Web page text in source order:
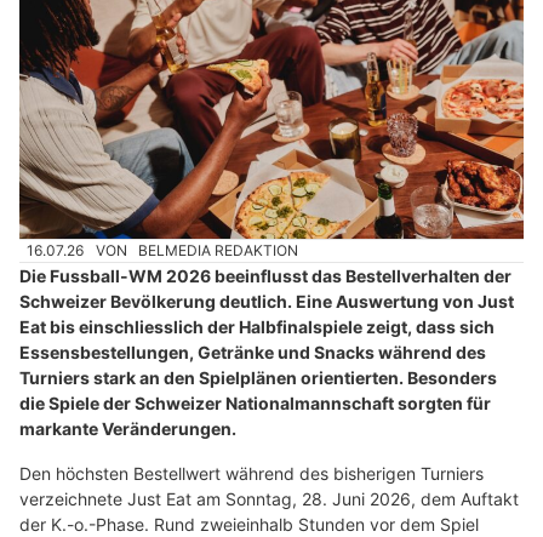
16.07.26 VON BELMEDIA REDAKTION
Die Fussball-WM 2026 beeinflusst das Bestellverhalten der
Schweizer Bevölkerung deutlich. Eine Auswertung von Just
Eat bis einschliesslich der Halbfinalspiele zeigt, dass sich
Essensbestellungen, Getränke und Snacks während des
Turniers stark an den Spielplänen orientierten. Besonders
die Spiele der Schweizer Nationalmannschaft sorgten für
markante Veränderungen.
Den höchsten Bestellwert während des bisherigen Turniers
verzeichnete Just Eat am Sonntag, 28. Juni 2026, dem Auftakt
der K.-o.-Phase. Rund zweieinhalb Stunden vor dem Spiel